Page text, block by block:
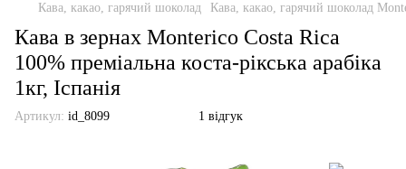
Кава, какао, гарячий шоколад Кава, какао, гарячий шоколад
Кава в зернах Monterico Costa Rica
100% преміальна коста-рікська арабіка
1кг, Іспанія
Артикул: id_8099 1 відгук